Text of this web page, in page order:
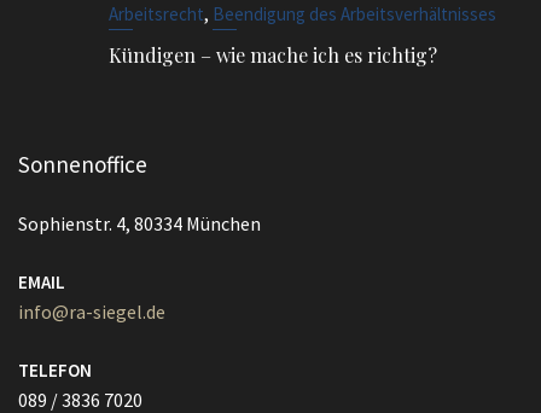
Arbeitsrecht, Beendigung des Arbeitsverhältnisses
Kündigen – wie mache ich es richtig?
Sonnenoffice
Sophienstr. 4, 80334 München
EMAIL
info@ra-siegel.de
TELEFON
089 / 3836 7020